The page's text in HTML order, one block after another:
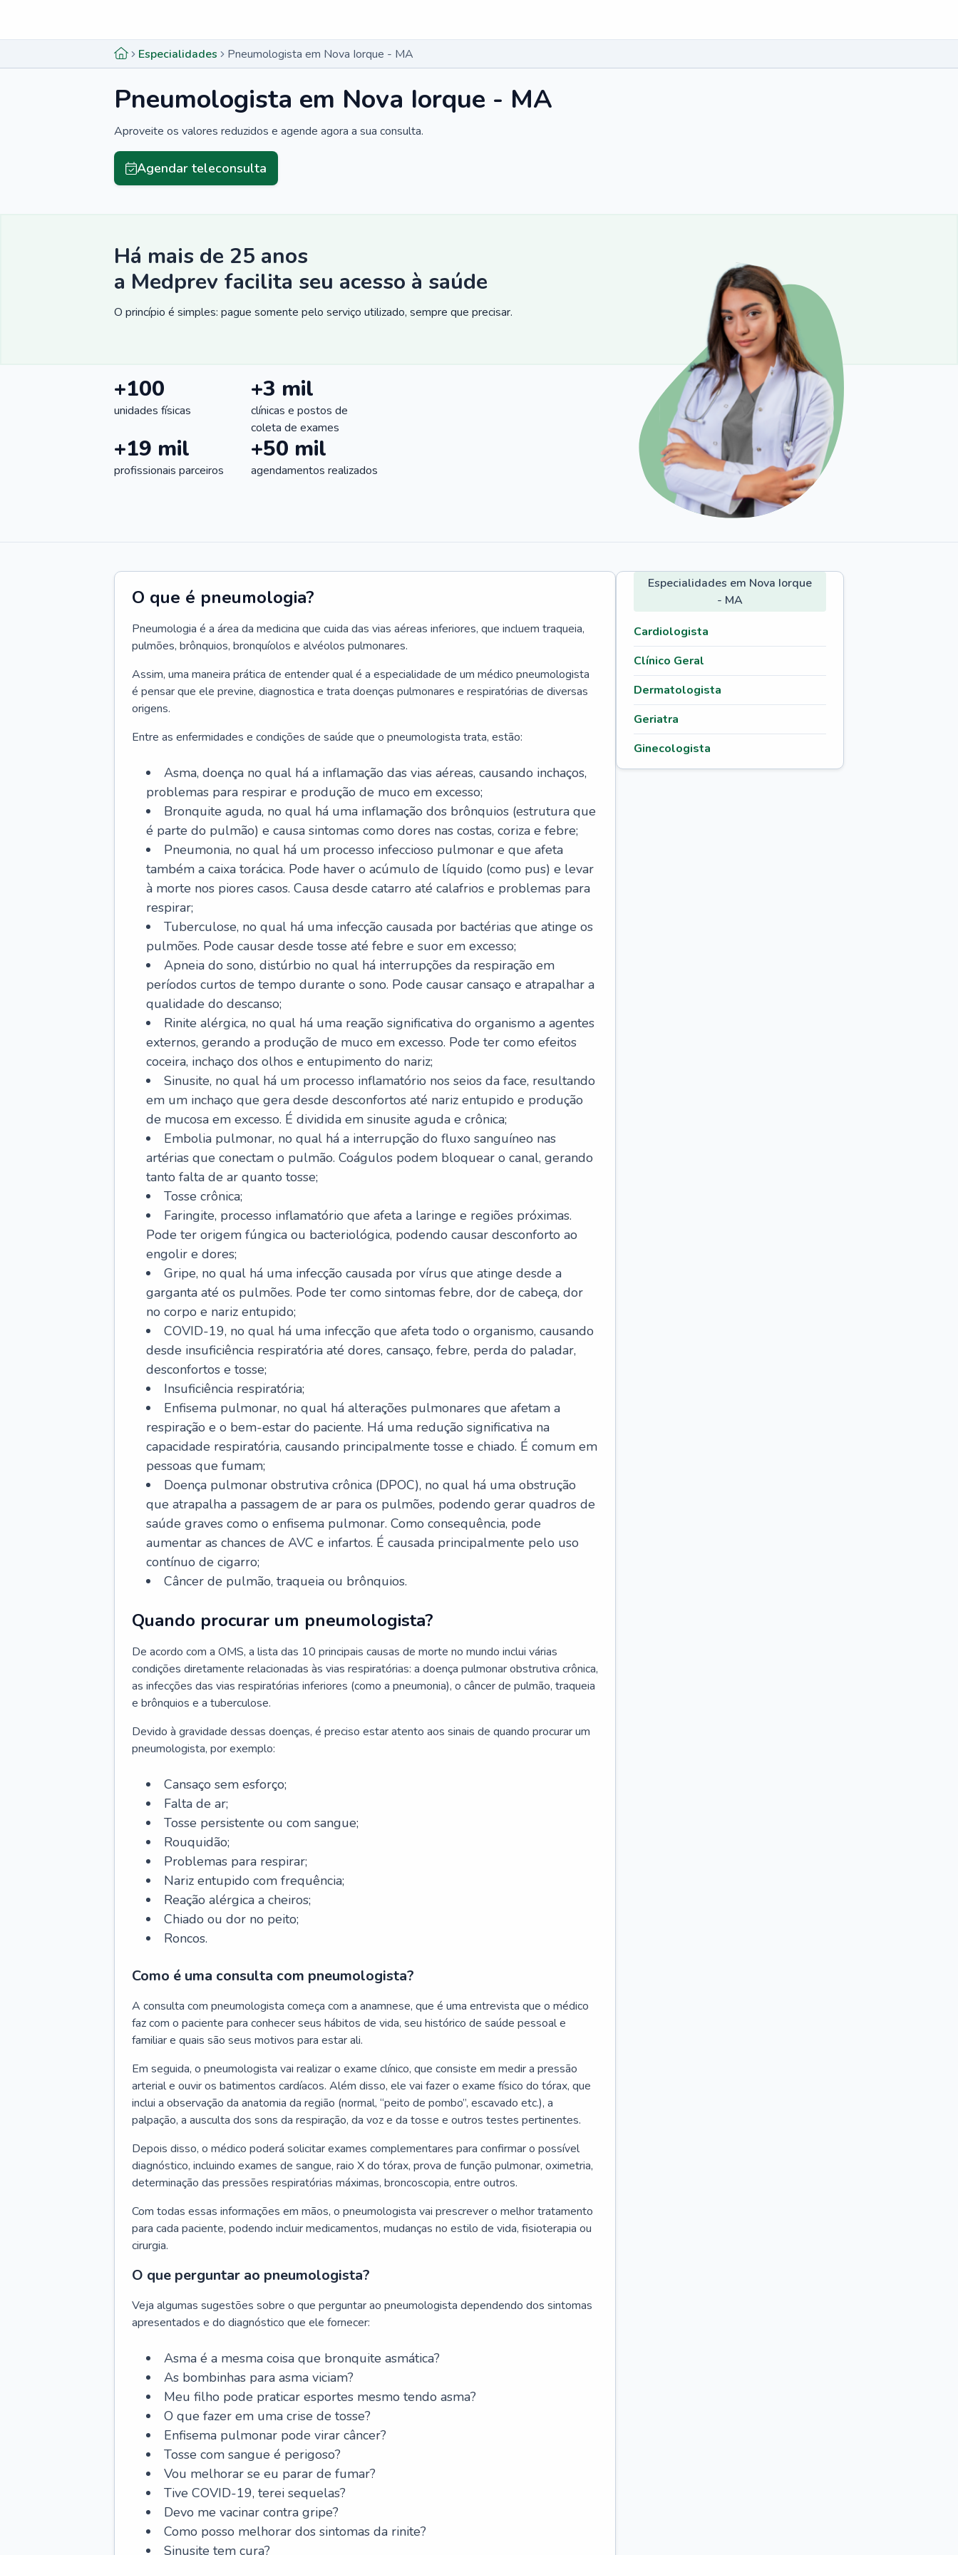
Especialidades Pneumologista em Nova Iorque - MA
Pneumologista em Nova Iorque - MA
Aproveite os valores reduzidos e agende agora a sua consulta.
Agendar teleconsulta
Há mais de 25 anos
a Medprev facilita seu acesso à saúde
O princípio é simples: pague somente pelo serviço utilizado, sempre que precisar.
+100
unidades físicas
+3 mil
clínicas e postos de
coleta de exames
+19 mil
profissionais parceiros
+50 mil
agendamentos realizados
O que é pneumologia?
Pneumologia é a área da medicina que cuida das vias aéreas inferiores, que incluem traqueia,
pulmões, brônquios, bronquíolos e alvéolos pulmonares.
Assim, uma maneira prática de entender qual é a especialidade de um médico pneumologista
é pensar que ele previne, diagnostica e trata doenças pulmonares e respiratórias de diversas
origens.
Entre as enfermidades e condições de saúde que o pneumologista trata, estão:
Asma, doença no qual há a inflamação das vias aéreas, causando inchaços,
problemas para respirar e produção de muco em excesso;
Bronquite aguda, no qual há uma inflamação dos brônquios (estrutura que
é parte do pulmão) e causa sintomas como dores nas costas, coriza e febre;
Pneumonia, no qual há um processo infeccioso pulmonar e que afeta
também a caixa torácica. Pode haver o acúmulo de líquido (como pus) e levar
à morte nos piores casos. Causa desde catarro até calafrios e problemas para
respirar;
Tuberculose, no qual há uma infecção causada por bactérias que atinge os
pulmões. Pode causar desde tosse até febre e suor em excesso;
Apneia do sono, distúrbio no qual há interrupções da respiração em
períodos curtos de tempo durante o sono. Pode causar cansaço e atrapalhar a
qualidade do descanso;
Rinite alérgica, no qual há uma reação significativa do organismo a agentes
externos, gerando a produção de muco em excesso. Pode ter como efeitos
coceira, inchaço dos olhos e entupimento do nariz;
Sinusite, no qual há um processo inflamatório nos seios da face, resultando
em um inchaço que gera desde desconfortos até nariz entupido e produção
de mucosa em excesso. É dividida em sinusite aguda e crônica;
Embolia pulmonar, no qual há a interrupção do fluxo sanguíneo nas
artérias que conectam o pulmão. Coágulos podem bloquear o canal, gerando
tanto falta de ar quanto tosse;
Tosse crônica;
Faringite, processo inflamatório que afeta a laringe e regiões próximas.
Pode ter origem fúngica ou bacteriológica, podendo causar desconforto ao
engolir e dores;
Gripe, no qual há uma infecção causada por vírus que atinge desde a
garganta até os pulmões. Pode ter como sintomas febre, dor de cabeça, dor
no corpo e nariz entupido;
COVID-19, no qual há uma infecção que afeta todo o organismo, causando
desde insuficiência respiratória até dores, cansaço, febre, perda do paladar,
desconfortos e tosse;
Insuficiência respiratória;
Enfisema pulmonar, no qual há alterações pulmonares que afetam a
respiração e o bem-estar do paciente. Há uma redução significativa na
capacidade respiratória, causando principalmente tosse e chiado. É comum em
pessoas que fumam;
Doença pulmonar obstrutiva crônica (DPOC), no qual há uma obstrução
que atrapalha a passagem de ar para os pulmões, podendo gerar quadros de
saúde graves como o enfisema pulmonar. Como consequência, pode
aumentar as chances de AVC e infartos. É causada principalmente pelo uso
contínuo de cigarro;
Câncer de pulmão, traqueia ou brônquios.
Quando procurar um pneumologista?
De acordo com a OMS, a lista das 10 principais causas de morte no mundo inclui várias
condições diretamente relacionadas às vias respiratórias: a doença pulmonar obstrutiva crônica,
as infecções das vias respiratórias inferiores (como a pneumonia), o câncer de pulmão, traqueia
e brônquios e a tuberculose.
Devido à gravidade dessas doenças, é preciso estar atento aos sinais de quando procurar um
pneumologista, por exemplo:
Cansaço sem esforço;
Falta de ar;
Tosse persistente ou com sangue;
Rouquidão;
Problemas para respirar;
Nariz entupido com frequência;
Reação alérgica a cheiros;
Chiado ou dor no peito;
Roncos.
Como é uma consulta com pneumologista?
A consulta com pneumologista começa com a anamnese, que é uma entrevista que o médico
faz com o paciente para conhecer seus hábitos de vida, seu histórico de saúde pessoal e
familiar e quais são seus motivos para estar ali.
Em seguida, o pneumologista vai realizar o exame clínico, que consiste em medir a pressão
arterial e ouvir os batimentos cardíacos. Além disso, ele vai fazer o exame físico do tórax, que
inclui a observação da anatomia da região (normal, “peito de pombo”, escavado etc.), a
palpação, a ausculta dos sons da respiração, da voz e da tosse e outros testes pertinentes.
Depois disso, o médico poderá solicitar exames complementares para confirmar o possível
diagnóstico, incluindo exames de sangue, raio X do tórax, prova de função pulmonar, oximetria,
determinação das pressões respiratórias máximas, broncoscopia, entre outros.
Com todas essas informações em mãos, o pneumologista vai prescrever o melhor tratamento
para cada paciente, podendo incluir medicamentos, mudanças no estilo de vida, fisioterapia ou
cirurgia.
O que perguntar ao pneumologista?
Veja algumas sugestões sobre o que perguntar ao pneumologista dependendo dos sintomas
apresentados e do diagnóstico que ele fornecer:
Asma é a mesma coisa que bronquite asmática?
As bombinhas para asma viciam?
Meu filho pode praticar esportes mesmo tendo asma?
O que fazer em uma crise de tosse?
Enfisema pulmonar pode virar câncer?
Tosse com sangue é perigoso?
Vou melhorar se eu parar de fumar?
Tive COVID-19, terei sequelas?
Devo me vacinar contra gripe?
Como posso melhorar dos sintomas da rinite?
Sinusite tem cura?
Especialidades em Nova Iorque
- MA
Cardiologista
Clínico Geral
Dermatologista
Geriatra
Ginecologista